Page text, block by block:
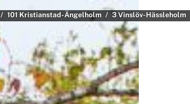
101 Kristianstad-Ängelholm 3 Vinslöv-Hässleholm